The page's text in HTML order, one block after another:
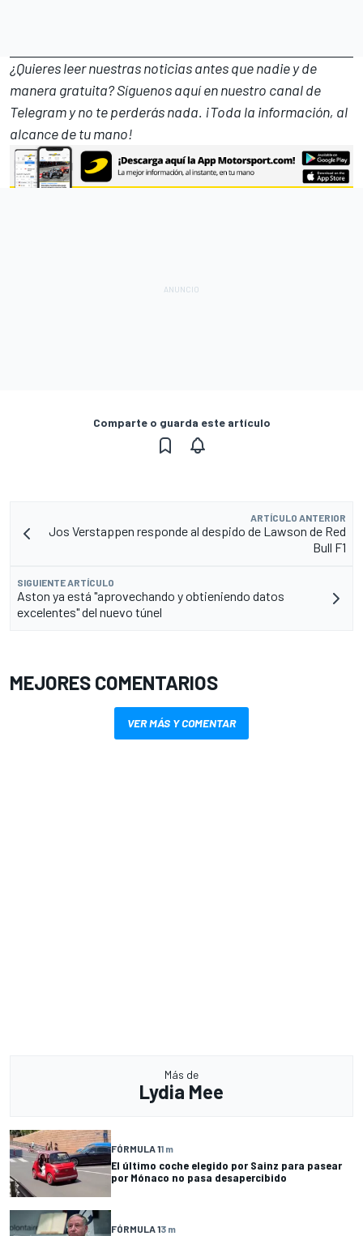
¿Quieres leer nuestras noticias antes que nadie y de
manera gratuita? Síguenosaquí en nuestro canal de
Telegramy no te perderás nada. ¡Toda la información, al
alcance de tu mano!
Comparte o guarda este artículo
ARTÍCULO ANTERIOR
Jos Verstappen responde al despido de Lawson de Red
Bull F1
SIGUIENTE ARTÍCULO
Aston ya está "aprovechando y obtieniendo datos
excelentes" del nuevo túnel
MEJORES COMENTARIOS
VER MÁS Y COMENTAR
Más de
Lydia Mee
FÓRMULA 11 m
El último coche elegido por Sainz para pasear
por Mónaco no pasa desapercibido
FÓRMULA 13 m